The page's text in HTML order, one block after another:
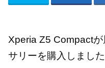
Xperia Z5 Compact
サリーを購入しました